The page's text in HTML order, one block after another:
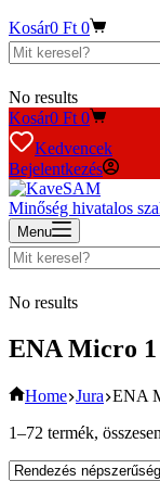
Kosár0 Ft 0
No results
Kosár0 Ft 0
Kedvencek
Bejelentkezés
Minőség hivatalos
Menu
No results
ENA Micro 1
Home Jura ENA
1–72 termék,